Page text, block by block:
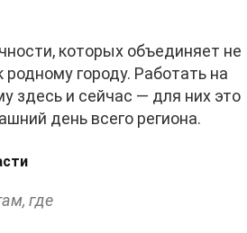
которых объединяет не
городу. Работать на
здесь и сейчас — для них это
день всего региона.
где